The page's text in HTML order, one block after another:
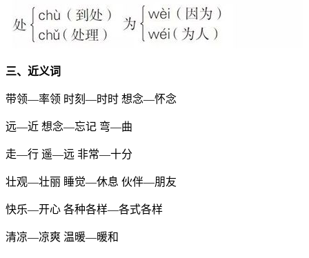
三、近义词
带领—率领 时刻—时时 想念—怀念
远—近 想念—忘记 弯—曲
走—行 遥—远 非常—十分
壮观—壮丽 睡觉—休息 伙伴—朋友
快乐—开心 各种各样—各式各样
清凉—凉爽 温暖—暖和